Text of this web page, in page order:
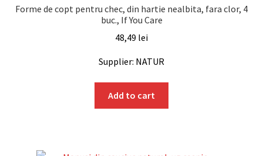
Forme de copt pentru chec, din hartie nealbita, fara clor, 4
buc., If You Care
48,49 lei
Supplier: NATUR
Add to cart